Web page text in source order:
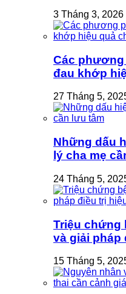
3 Tháng 3, 2026
Các
đau khớp
27 Tháng 5,
Những dấu
lý cha mẹ
24 Tháng 5,
Triệu chứng
và giải pháp
15 Tháng 5,